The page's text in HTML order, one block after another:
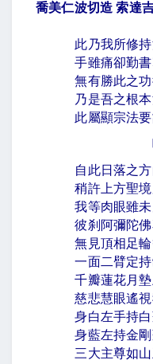
喬美仁波切造 索達
此乃我所修
手雖痛卻勤
無有勝此之
乃是吾之根
此屬顯宗法
自此日落之
稍許上方聖
我等肉眼雖
彼刹阿彌陀
無見頂相足
一面二臂定
千瓣蓮花月
慈悲慧眼遙
身白左手持
身藍左持金
三大主尊如